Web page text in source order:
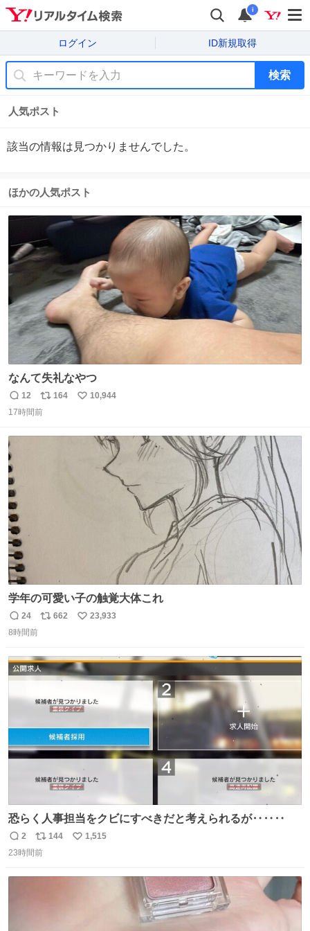
i
ログイン ID新規取得
検索
人気ポスト
該当の情報は見つかりませんでした。
ほかの人気ポスト
なんて失礼なやつ
返
信
12
リ
ポ
164
い
10,944
17時間前
学年の可愛い子の触覚大体これ
返
信
24
リ
ト
数
662
い
数
23,933
8時間前
恐らく人事担当をクビにすべきだと考えられるが‥‥‥
返
信
2
リ
ポ
144
い
1,515
23時間前